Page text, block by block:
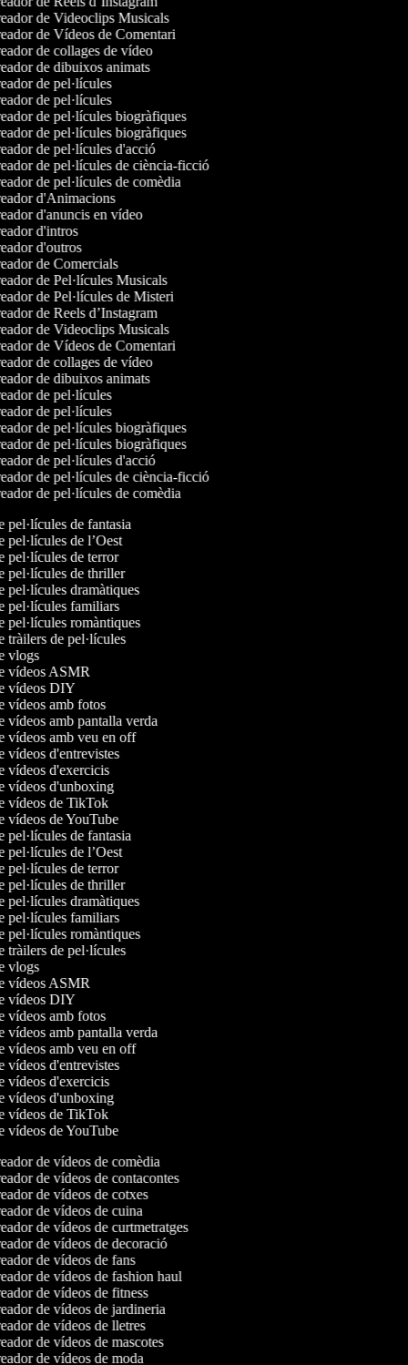
de Videoclips Musicals
de Vídeos de Comentari
de collages de vídeo
de dibuixos animats
de pel·lícules
de pel·lícules
de pel·lícules biogràfiques
de pel·lícules biogràfiques
de pel·lícules d'acció
de pel·lícules de ciència-ficció
de pel·lícules de comèdia
d'Animacions
d'anuncis en vídeo
d'intros
d'outros
de Comercials
de Pel·lícules Musicals
de Pel·lícules de Misteri
de Reels d’Instagram
de Videoclips Musicals
de Vídeos de Comentari
de collages de vídeo
de dibuixos animats
de pel·lícules
de pel·lícules
de pel·lícules biogràfiques
de pel·lícules biogràfiques
de pel·lícules d'acció
de pel·lícules de ciència-ficció
de pel·lícules de comèdia
pel·lícules de fantasia
pel·lícules de l’Oest
pel·lícules de terror
pel·lícules de thriller
pel·lícules dramàtiques
pel·lícules familiars
pel·lícules romàntiques
tràilers de pel·lícules
vlogs
vídeos ASMR
vídeos DIY
vídeos amb fotos
vídeos amb pantalla verda
vídeos amb veu en off
vídeos d'entrevistes
vídeos d'exercicis
vídeos d'unboxing
vídeos de TikTok
vídeos de YouTube
pel·lícules de fantasia
pel·lícules de l’Oest
pel·lícules de terror
pel·lícules de thriller
pel·lícules dramàtiques
pel·lícules familiars
pel·lícules romàntiques
tràilers de pel·lícules
vlogs
vídeos ASMR
vídeos DIY
vídeos amb fotos
vídeos amb pantalla verda
vídeos amb veu en off
vídeos d'entrevistes
vídeos d'exercicis
vídeos d'unboxing
vídeos de TikTok
vídeos de YouTube
de vídeos de comèdia
de vídeos de contacontes
de vídeos de cotxes
de vídeos de cuina
de vídeos de curtmetratges
de vídeos de decoració
de vídeos de fans
de vídeos de fashion haul
de vídeos de fitness
de vídeos de jardineria
de vídeos de lletres
de vídeos de mascotes
de vídeos de moda